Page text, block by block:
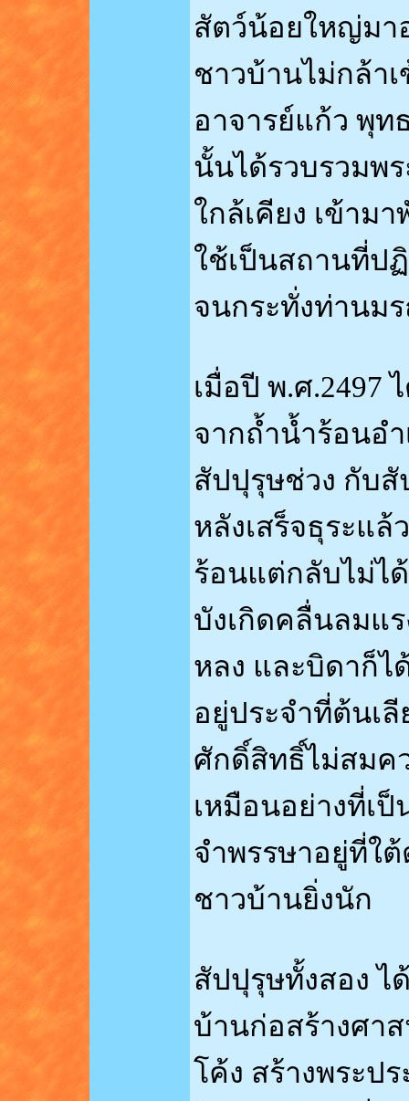
สัตว์น้อยใหญ่มา
ชาวบ้านไม่กล้า
อาจารย์แก้ว พุท
นั้นได้รวบรวมพ
ใกล้เคียง เข้าม
ใช้เป็นสถานที่ป
จนกระทั่งท่านม
เมื่อปี พ.ศ.2497
จากถ้ำน้ำร้อนอ
สัปปุรุษช่วง กับสั
หลังเสร็จธุระแ
ร้อนแต่กลับไม่ไ
บังเกิดคลื่นลมแ
หลง และบิดาก็
อยู่ประจำที่ต้นเ
ศักดิ์สิทธิ์ไม่สมค
เหมือนอย่างที่เ
จำพรรษาอยู่ที่ใ
ชาวบ้านยิ่งนัก
สัปปุรุษทั้งสอง ไ
บ้านก่อสร้างศา
โค้ง สร้างพระป